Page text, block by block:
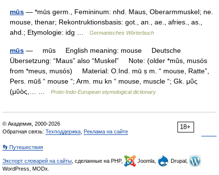
mūs — *mūs germ., Femininum: nhd. Maus, Oberarmmuskel; ne.
mouse, thenar; Rekontruktionsbasis: got., an., ae., afries., as.,
ahd.; Etymologie: idg …
Germanisches Wörterbuch
mūs — mūs English meaning: mouse Deutsche
Übersetzung: “Maus” also “Muskel” Note: (older *mŭs, musós
from *meus, musós) Material: O.Ind. mū ṣ m. “ mouse, Ratte”,
Pers. mūš “ mouse “; Arm. mu kn “ mouse, muscle “; Gk. μῦς
(μῠὸς,… …
Proto-Indo-European etymological dictionary
18+
© Академик, 2000-2026
Обратная связь: Техподдержка Реклама на сайте
👣 Путешествия
Экспорт словарей на сайты , сделанные на PHP, Joomla,
Drupal,
WordPress, MODx.